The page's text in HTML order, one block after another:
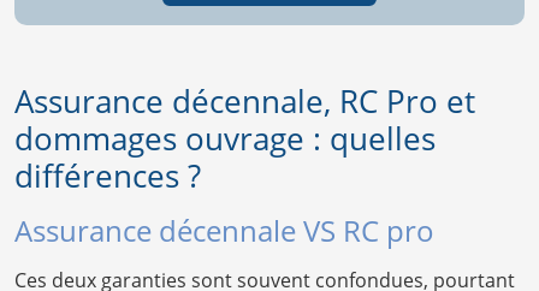
Assurance décennale, RC Pro et
dommages ouvrage : quelles
différences ?
Assurance décennale VS RC pro
Ces deux garanties sont souvent confondues, pourtant